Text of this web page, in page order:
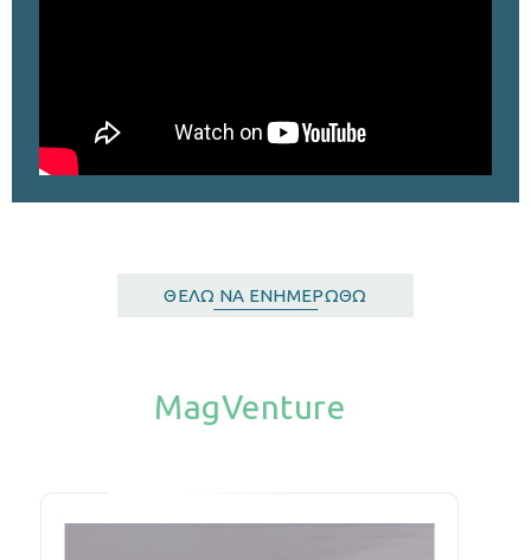
ΘΈΛΩ ΝΑ ΕΝΗΜΕΡΩΘΏ
MagVenture